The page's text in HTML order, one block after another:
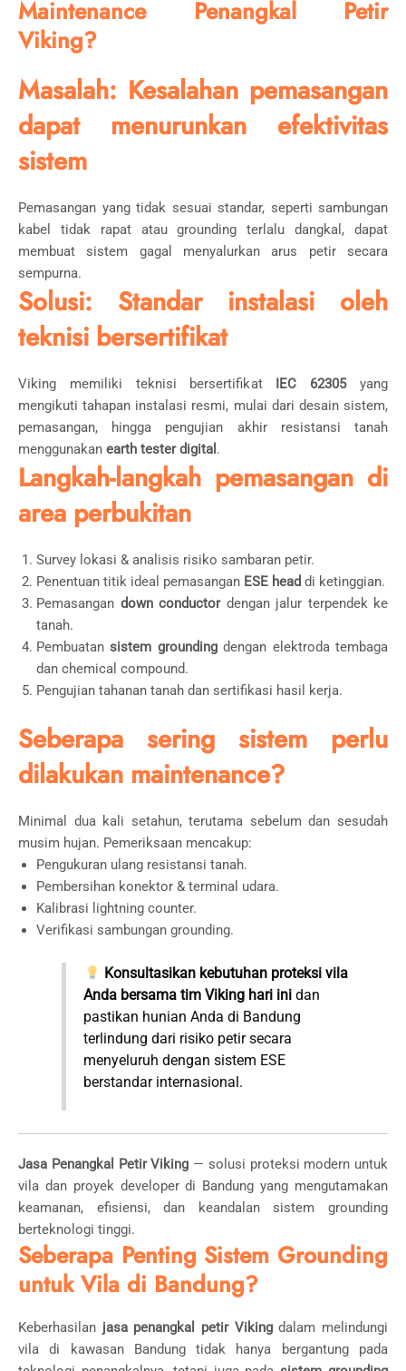
Maintenance Penangkal Petir
Viking?
Masalah: Kesalahan pemasangan
dapat menurunkan efektivitas
sistem
Pemasangan yang tidak sesuai standar, seperti sambungan
kabel tidak rapat atau grounding terlalu dangkal, dapat
membuat sistem gagal menyalurkan arus petir secara
sempurna.
Solusi: Standar instalasi oleh
teknisi bersertifikat
Viking memiliki teknisi bersertifikat IEC 62305yang
mengikuti tahapan instalasi resmi, mulai dari desain sistem,
pemasangan, hingga pengujian akhir resistansi tanah
menggunakan earth tester digital .
Langkah-langkah pemasangan di
area perbukitan
Survey lokasi & analisis risiko sambaran petir.
Penentuan titik ideal pemasangan ESE head di ketinggian.
Pemasangan down conductordengan jalur terpendek ke
tanah.
Pembuatansistem groundingdengan elektroda tembaga
dan chemical compound.
Pengujian tahanan tanah dan sertifikasi hasil kerja.
Seberapa sering sistem perlu
dilakukan maintenance?
Minimal dua kali setahun, terutama sebelum dan sesudah
musim hujan. Pemeriksaan mencakup:
Pengukuran ulang resistansi tanah.
Pembersihan konektor & terminal udara.
Kalibrasi lightning counter.
Verifikasi sambungan grounding.
Konsultasikan kebutuhan proteksi vila
Anda bersama tim Viking hari ini dan
pastikan hunian Anda di Bandung
terlindung dari risiko petir secara
menyeluruh dengan sistem ESE
berstandar internasional.
Jasa Penangkal Petir Viking — solusi proteksi modern untuk
vila dan proyek developer di Bandung yang mengutamakan
keamanan, efisiensi, dan keandalan sistem grounding
berteknologi tinggi.
Seberapa Penting Sistem Grounding
untuk Vila di Bandung?
Keberhasilan jasa penangkal petir Vikingdalam melindungi
vila di kawasan Bandung tidak hanya bergantung pada